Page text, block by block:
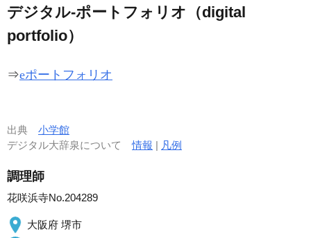
デジタル‐ポートフォリオ（digital
portfolio）
⇒eポートフォリオ
出典 小学館
デジタル大辞泉について情報 | 凡例
調理師
花咲浜寺No.204289
大阪府 堺市